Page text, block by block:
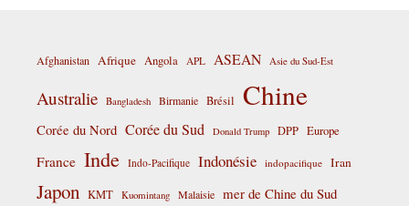
Afghanistan Afrique Angola APL ASEAN Asie du Sud-Est
Australie Bangladesh Birmanie Brésil Chine
Corée du Nord Corée du Sud Donald Trump DPP Europe
France Inde Indo-Pacifique Indonésie indopacifique Iran
Japon KMT Kuomintang Malaisie mer de Chine du Sud